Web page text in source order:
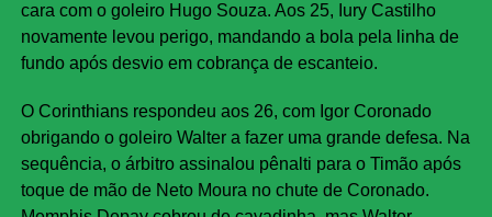
cara com o goleiro Hugo Souza. Aos 25, Iury Castilho
novamente levou perigo, mandando a bola pela linha de
fundo após desvio em cobrança de escanteio.
O Corinthians respondeu aos 26, com Igor Coronado
obrigando o goleiro Walter a fazer uma grande defesa. Na
sequência, o árbitro assinalou pênalti para o Timão após
toque de mão de Neto Moura no chute de Coronado.